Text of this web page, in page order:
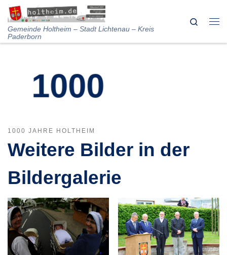
Skip to content
Gemeinde Holtheim – Stadt Lichtenau – Kreis
Paderborn
Search
1000
Jahre
14. Mai 2015
ZUHAUSE IN HOLTHEIM
1000 JAHRE HOLTHEIM
Weitere Bilder in der
Bildergalerie